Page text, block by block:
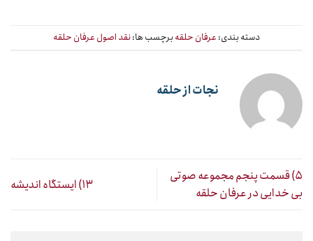
دسته بندی: عرفان حلقهبرچسب ها:نقد اصول عرفان حلقه
نجات از حلقه
۵) قسمت پنجم مجموعه صوتی
بی خدایی در عرفان حلقه
۱۳) ایستگاه اندیشه